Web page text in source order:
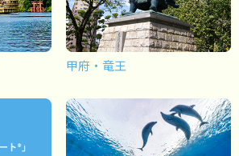
甲府・竜王